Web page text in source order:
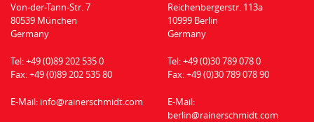
Von-der-Tann-Str. 7
80539 München
Germany
Tel:+49 (0)89 202 535 0
Fax:+49 (0)89 202 535 80
E-Mail: info@rainerschmidt.com
Reichenbergerstr. 113a
10999 Berlin
Germany
Tel:+49 (0)30 789 078 0
Fax:+49 (0)30 789 078 90
E-Mail:
berlin@rainerschmidt.com